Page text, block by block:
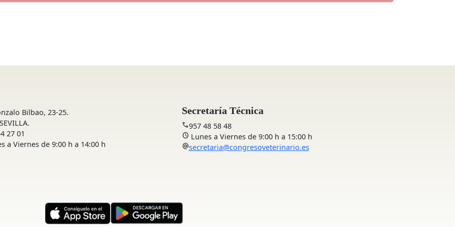
Bilbao, 23-25.
27 01
a Viernes de 9:00 h a 14:00 h
Secretaría Técnica
call957 48 58 48
schedule Lunes a Viernes de 9:00 h a 15:00 h
alternate_emailsecretaria@congresoveterinario.es